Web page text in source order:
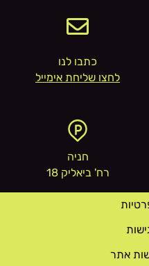
כתבו לנו
לחצו שליחת אימייל
חניה
רח' ביאליק 18
אתר